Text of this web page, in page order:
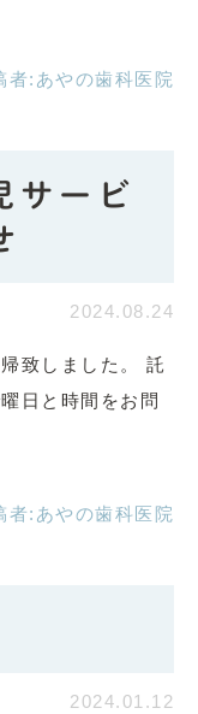
者: あやの歯科医院
サービ
2024.08.24
致しました。 託
日と時間をお問
者: あやの歯科医院
2024.01.12